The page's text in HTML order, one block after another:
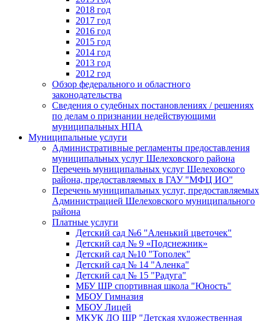
2018 год
2017 год
2016 год
2015 год
2014 год
2013 год
2012 год
Обзор федерального и областного
законодательства
Сведения о судебных постановлениях / решениях
по делам о признании недействующими
муниципальных НПА
Муниципальные услуги
Административные регламенты предоставления
муниципальных услуг Шелеховского района
Перечень муниципальных услуг Шелеховского
района, предоставляемых в ГАУ "МФЦ ИО"
Перечень муниципальных услуг, предоставляемых
Администрацией Шелеховского муниципального
района
Платные услуги
Детский сад №6 "Аленький цветочек"
Детский сад № 9 «Подснежник»
Детский сад №10 "Тополек"
Детский сад № 14 "Аленка"
Детский сад № 15 "Радуга"
МБУ ШР спортивная школа "Юность"
МБОУ Гимназия
МБОУ Лицей
МКУК ДО ШР "Детская художественная